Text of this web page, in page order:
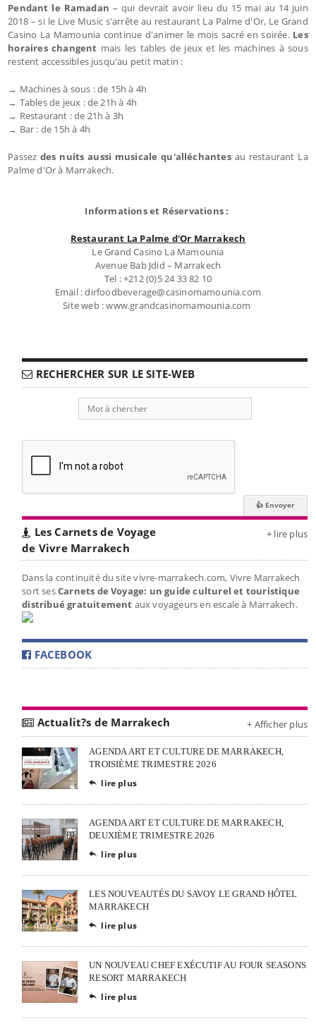
Pendant le Ramadan – qui devrait avoir lieu du 15 mai au 14 juin
2018 – si le Live Music s'arrête au restaurant La Palme d'Or, Le Grand
Casino La Mamounia continue d'animer le mois sacré en soirée. Les
horaires changent mais les tables de jeux et les machines à sous
restent accessibles jusqu'au petit matin :
→ Machines à sous : de 15h à 4h
→ Tables de jeux : de 21h à 4h
→ Restaurant : de 21h à 3h
→ Bar : de 15h à 4h
Passezdes nuits aussi musicale qu'alléchantesau restaurant La
Palme d'Or à Marrakech.
Informations et Réservations :
Restaurant La Palme d'Or Marrakech
Le Grand Casino La Mamounia
Avenue Bab Jdid – Marrakech
Tel : +212 (0)5 24 33 82 10
Email : dirfoodbeverage@casinomamounia.com
Site web : www.grandcasinomamounia.com
RECHERCHER SUR LE SITE-WEB
Les Carnets de Voyage
de Vivre Marrakech
+ lire plus
Dans la continuité du site vivre-marrakech.com, Vivre Marrakech
sort sesCarnets de Voyage: un guide culturel et touristique
distribué gratuitement aux voyageurs en escale à Marrakech.
FACEBOOK
Actualit?s de Marrakech + Afficher plus
AGENDA ART ET CULTURE DE MARRAKECH,
TROISIÈME TRIMESTRE 2026
 lire plus
AGENDA ART ET CULTURE DE MARRAKECH,
DEUXIÈME TRIMESTRE 2026
 lire plus
LES NOUVEAUTÉS DU SAVOY LE GRAND HÔTEL
MARRAKECH
 lire plus
UN NOUVEAU CHEF EXÉCUTIF AU FOUR SEASONS
RESORT MARRAKECH
 lire plus